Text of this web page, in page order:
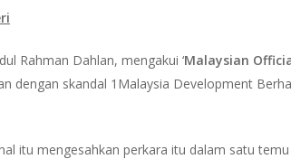
Rahman Dahlan, mengakui ‘Malaysian
dengan skandal 1Malaysia Development
itu mengesahkan perkara itu dalam satu